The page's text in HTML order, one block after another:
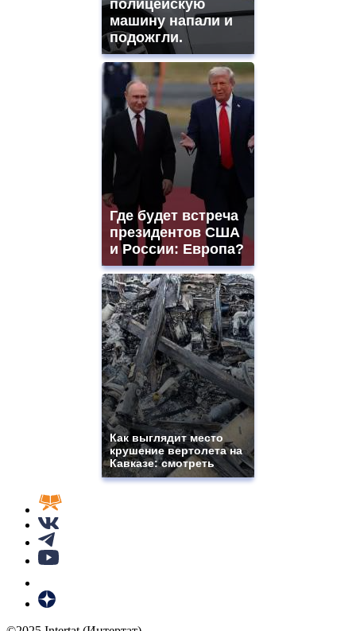
полицейскую
машину напали и
подожгли.
Где будет встреча
президентов США
и России: Европа?
Как выглядит место
крушение вертолета на
Кавказе: смотреть